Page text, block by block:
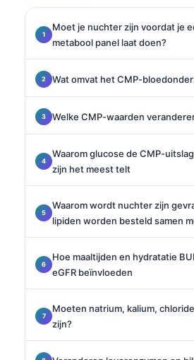
Moet je nuchter zijn voordat je
metabool panel laat doen?
Wat omvat het CMP-
Welke CMP-waarden
Waarom glucose de CMP-
zijn het meest telt
Waarom wordt nuchter zijn
lipiden worden besteld samen
Hoe maaltijden en hydratatie
eGFR beïnvloeden
Moeten natrium, kalium,
zijn?